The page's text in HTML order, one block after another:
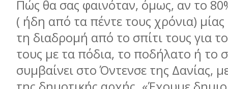
Πώς θα σας φαινόταν, όμως, αν το
( ήδη από τα πέντε τους χρόνια)
τη διαδρομή από το σπίτι τους για
τους με τα πόδια, το ποδήλατο ή το
συμβαίνει στο Όντενσε της Δανίας,